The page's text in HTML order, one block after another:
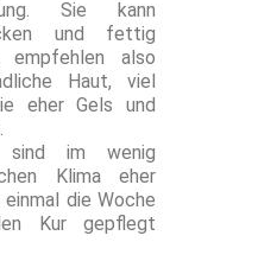
Sie kann
und fettig
empfehlen also
Haut, viel
eher Gels und
sind im wenig
Klima eher
die Woche
Kur gepflegt